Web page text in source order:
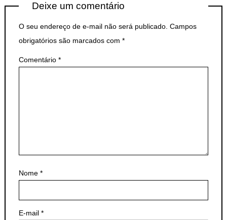
Deixe um comentário
O seu endereço de e-mail não será publicado. Campos
obrigatórios são marcados com *
Comentário *
Nome *
E-mail *